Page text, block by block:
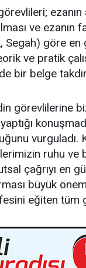
ve ezanın
Segah) göre
ve pratik
bir belge
görevlilerine
vurguladı.
ruhu ve
çağrıyı en
büyük
eğiten tüm